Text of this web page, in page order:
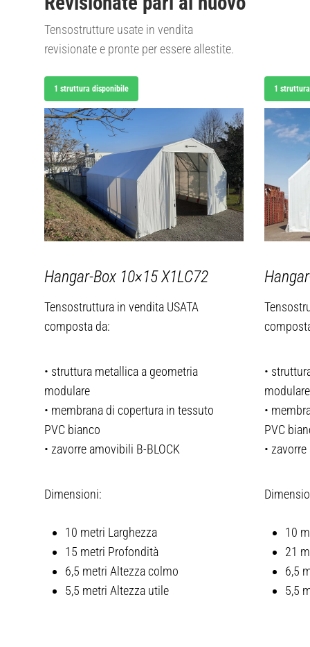
Tensostrutture usate in vendita
revisionate e pronte per essere allestite.
1 struttura disponibile
Hangar-Box 10×15X1LC72
Tensostruttura in vendita USATA
composta da:
• struttura metallica a geometria
modulare
• membrana di copertura in tessuto
PVC bianco
• zavorre amovibili B-BLOCK
Dimensioni:
10 metri Larghezza
15 metri Profondità
6,5 metri Altezza colmo
5,5 metri Altezza utile
1
•
modulare
•
PVC
•
10
21
6,5
5,5